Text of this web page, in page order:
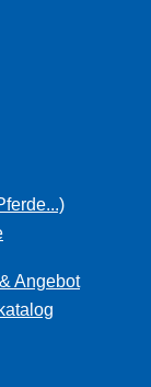
Angebot